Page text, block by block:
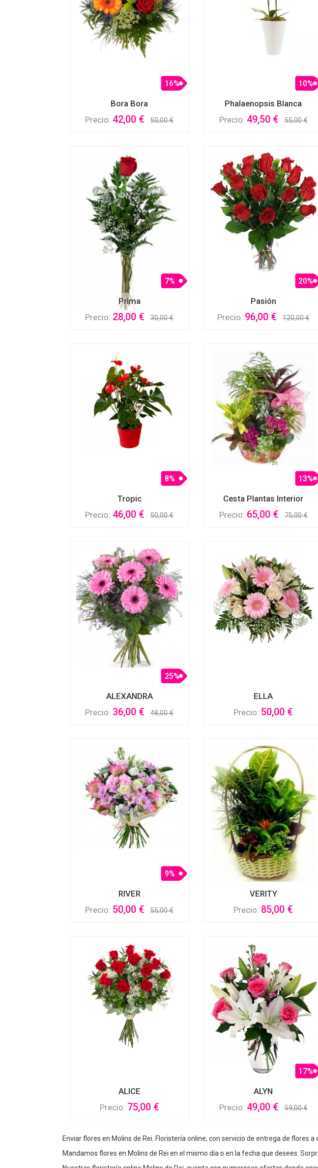
Bora Bora
16%
Precio: 42,00 € 50,00 €
Phalaenopsis Blanca
10%
Precio: 49,50 € 55,00 €
Prima
7%
Precio: 28,00 € 30,00 €
Pasión
20%
Precio: 96,00 € 120,00 €
Tropic
8%
Precio: 46,00 € 50,00 €
Cesta Plantas Interior
13%
Precio: 65,00 € 75,00 €
ALEXANDRA
25%
Precio: 36,00 € 48,00 €
ELLA
Precio: 50,00 €
RIVER
9%
Precio: 50,00 € 55,00 €
VERITY
Precio: 85,00 €
ALICE
Precio: 75,00 €
ALYN
17%
Precio: 49,00 € 59,00 €
Enviar flores en Molins de Rei. Floristería online, con servicio de entrega de flores a
Mandamos flores en Molins de Rei en el mismo día o en la fecha que desees.